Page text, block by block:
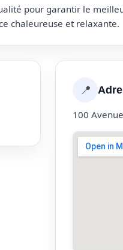
pour garantir le
chaleureuse et relaxante.
📍
100